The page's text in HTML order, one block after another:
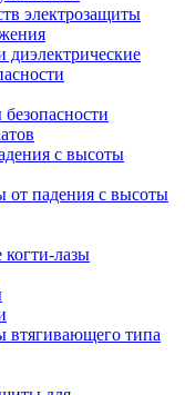
электрозащиты
с высоты
от падения с высоты
лазы
втягивающего типа